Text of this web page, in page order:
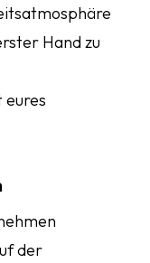
Hand zu
eures
der